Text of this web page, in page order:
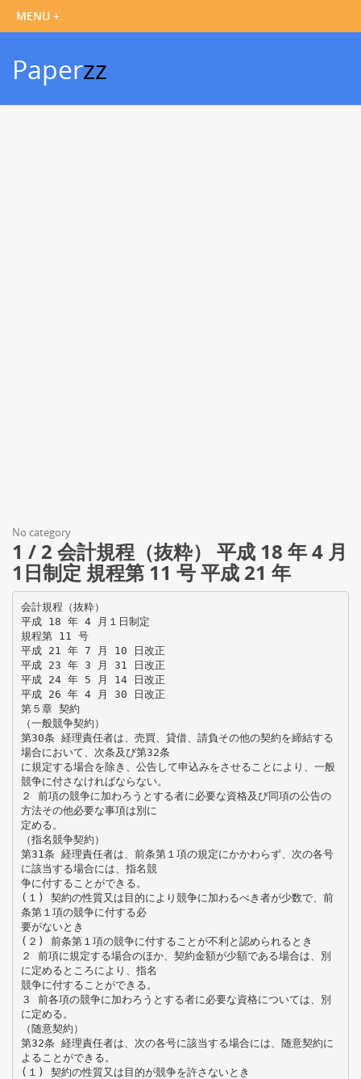
Paperzz
No category
1 / 2 会計規程（抜粋） 平成 18 年 4 月
1日制定 規程第 11 号 平成 21 年
会計規程（抜粋）
平成 18 年 4 月１日制定
規程第 11 号
平成 21 年 7 月 10 日改正
平成 23 年 3 月 31 日改正
平成 24 年 5 月 14 日改正
平成 26 年 4 月 30 日改正
第５章 契約
（一般競争契約）
第30条 経理責任者は、売買、貸借、請負その他の契約を締結する
場合において、次条及び第32条
に規定する場合を除き、公告して申込みをさせることにより、一般
競争に付さなければならない。
２ 前項の競争に加わろうとする者に必要な資格及び同項の公告の
方法その他必要な事項は別に
定める。
（指名競争契約）
第31条 経理責任者は、前条第１項の規定にかかわらず、次の各号
に該当する場合には、指名競
争に付することができる。
(１) 契約の性質又は目的により競争に加わるべき者が少数で、前
条第１項の競争に付する必
要がないとき
(２) 前条第１項の競争に付することが不利と認められるとき
２ 前項に規定する場合のほか、契約金額が少額である場合は、別
に定めるところにより、指名
競争に付することができる。
３ 前各項の競争に加わろうとする者に必要な資格については、別
に定める。
（随意契約）
第32条 経理責任者は、次の各号に該当する場合には、随意契約に
よることができる。
(１) 契約の性質又は目的が競争を許さないとき